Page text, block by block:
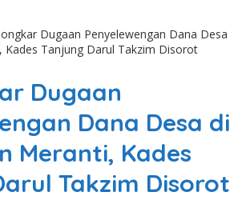
Dugaan Penyelewengan Dana Desa
Kades Tanjung Darul Takzim Disorot
Dugaan
Dana Desa di
Meranti, Kades
Takzim Disorot